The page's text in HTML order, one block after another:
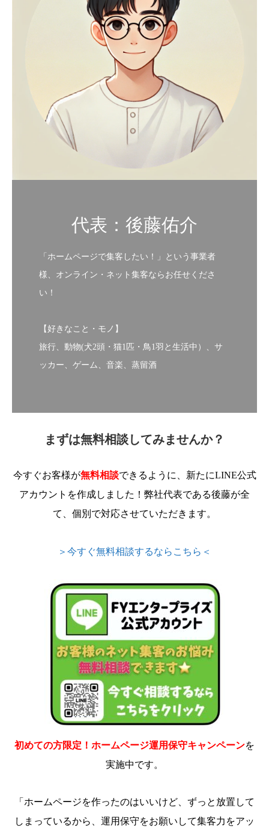
代表：後藤佑介
「ホームページで集客したい！」という事業者
様、オンライン・ネット集客ならお任せくださ
い！
【好きなこと・モノ】
旅行、動物(犬2頭・猫1匹・鳥1羽と生活中）、サ
ッカー、ゲーム、音楽、蒸留酒
まずは無料相談してみませんか？
今すぐお客様が無料相談できるように、新たにLINE公式
アカウントを作成しました！弊社代表である後藤が全
て、個別で対応させていただきます。
＞今すぐ無料相談するならこちら＜
初めての方限定！ホームページ運用保守キャンペーンを
実施中です。
「ホームページを作ったのはいいけど、ずっと放置して
しまっているから、運用保守をお願いして集客力をアッ